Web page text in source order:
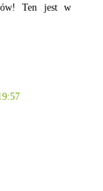
Ten jest w